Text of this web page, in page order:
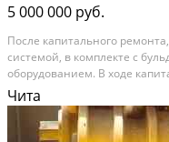
5 000 000 руб.
После капитального
системой, в комплекте с
оборудованием. В ходе
установлены: * новая
поддерживающие, колеса
двигателя...
Чита